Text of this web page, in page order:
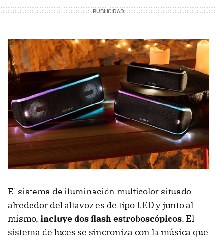
El sistema de iluminación multicolor situado
alrededor del altavoz es de tipo LED y junto al
mismo, incluye dos flash estroboscópicos. El
sistema de luces se sincroniza con la música que